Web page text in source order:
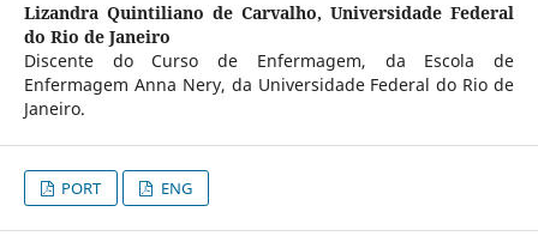
Lizandra Quintiliano de Carvalho,Universidade Federal
do Rio de Janeiro
Discente do Curso de Enfermagem, da Escola de
Enfermagem Anna Nery, da Universidade Federal do Rio de
Janeiro.
PORT ENG